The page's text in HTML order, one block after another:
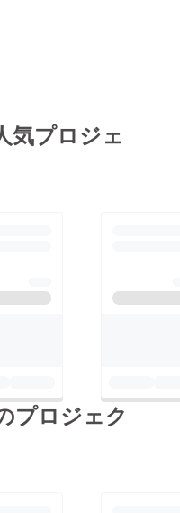
気プロジェ
プロジェク